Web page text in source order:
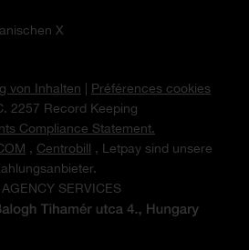
X
von Inhalten | Préférences cookies
2257 Record Keeping
Compliance Statement.
, Centrobill , Letpay sind unsere
SERVICES